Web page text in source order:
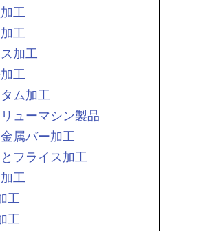
工
工
加工
工
ム加工
ューマシン製品
属バー加工
フライス加工
工
工
工